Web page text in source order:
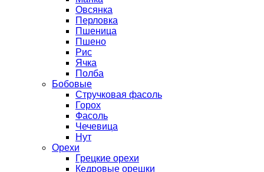
Овсянка
Перловка
Пшеница
Пшено
Рис
Ячка
Полба
Бобовые
Стручковая фасоль
Горох
Фасоль
Чечевица
Нут
Орехи
Грецкие орехи
Кедровые орешки